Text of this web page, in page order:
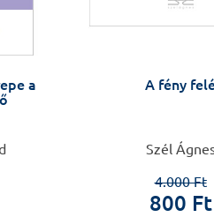
a
A fény
Szél
4.000 Ft
800 Ft